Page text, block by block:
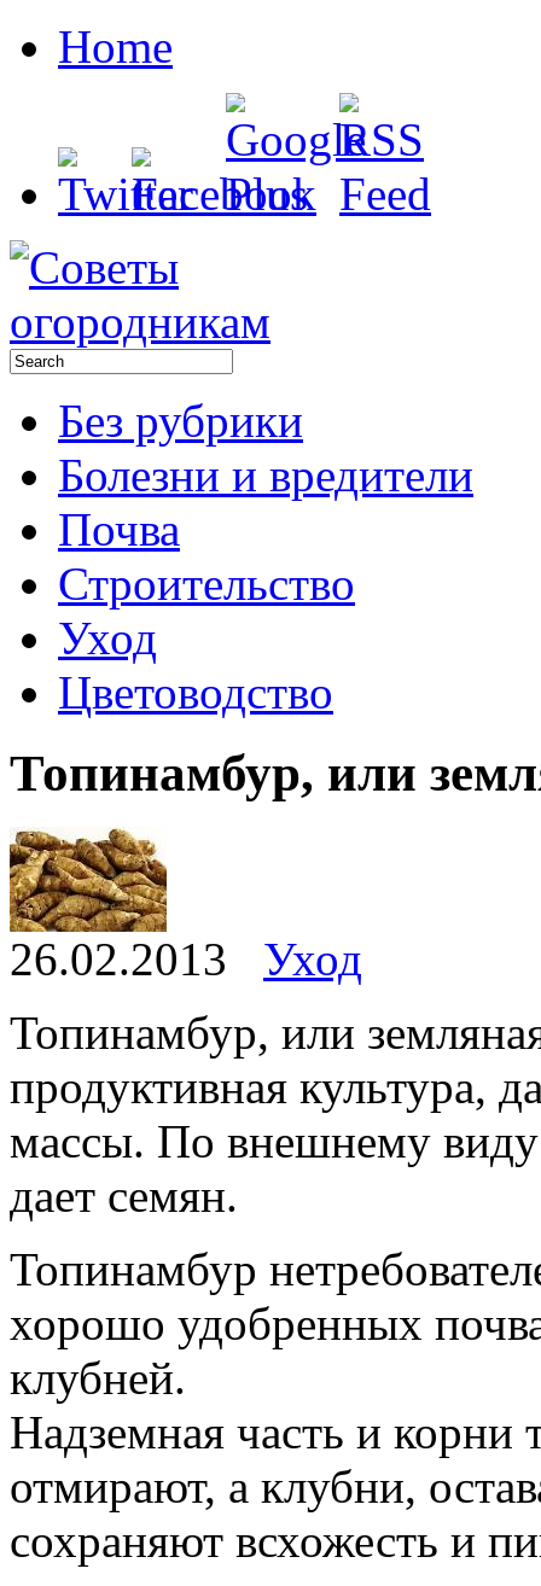
Home
Без рубрики
Болезни и вредители
Почва
Строительство
Уход
Цветоводство
Топинамбур, или
26.02.2013
Уход
Топинамбур, или
продуктивная культура,
массы. По внешнему
дает семян.
Топинамбур
хорошо удобренных
клубней.
Надземная часть и корни
отмирают, а клубни,
сохраняют всхожесть и